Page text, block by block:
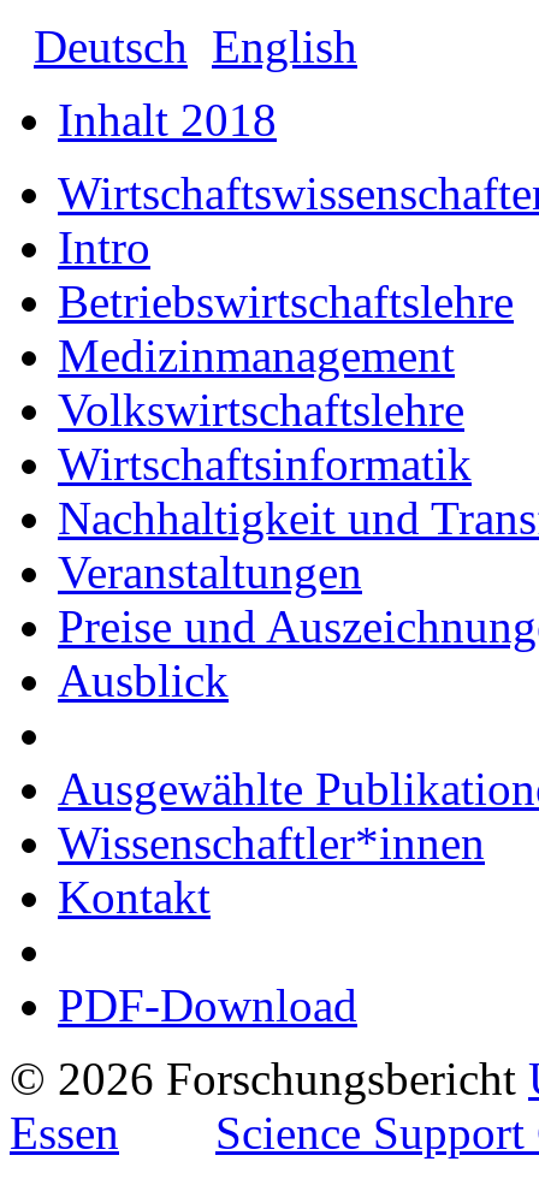
Deutsch English
Inhalt 2018
Intro
Betriebswirtschaftslehre
Medizinmanagement
Volkswirtschaftslehre
Wirtschaftsinformatik
Nachhaltigkeit und
Veranstaltungen
Preise und
Ausblick
Ausgewählte
Wissenschaftler*innen
Kontakt
PDF-Download
© 2026 Forschungsbericht
Essen
Science